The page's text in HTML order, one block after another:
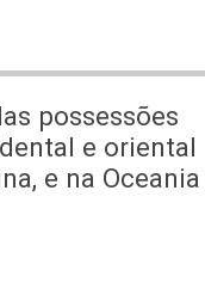
possessões
e oriental
e na Oceania